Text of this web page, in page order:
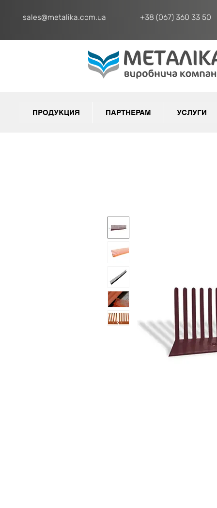
sales@metalika.com.ua +38 (067) 360 33 50
ПРОДУКЦИЯ ПАРТНЕРАМ УСЛУГИ